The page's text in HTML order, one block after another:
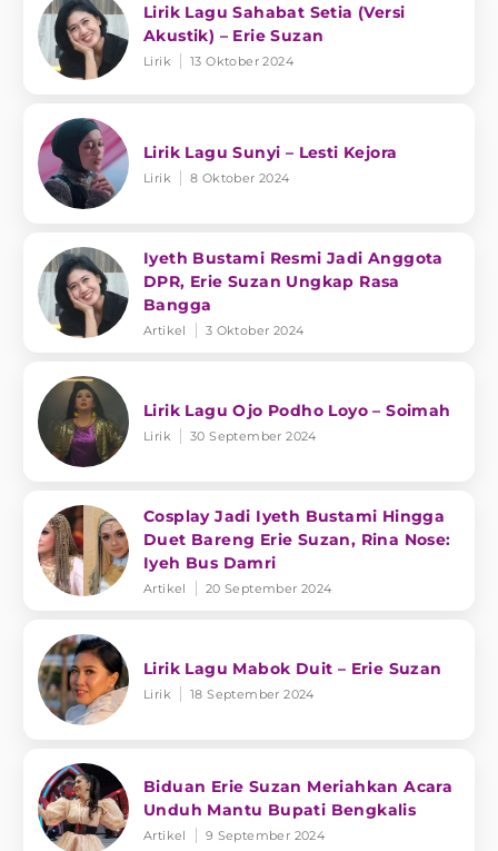
Lirik Lagu Sahabat Setia (Versi
Akustik) – Erie Suzan
Lirik 13 Oktober 2024
Lirik Lagu Sunyi – Lesti Kejora
Lirik 8 Oktober 2024
Iyeth Bustami Resmi Jadi Anggota
DPR, Erie Suzan Ungkap Rasa
Bangga
Artikel 3 Oktober 2024
Lirik Lagu Ojo Podho Loyo – Soimah
Lirik 30 September 2024
Cosplay Jadi Iyeth Bustami Hingga
Duet Bareng Erie Suzan, Rina Nose:
Iyeh Bus Damri
Artikel 20 September 2024
Lirik Lagu Mabok Duit – Erie Suzan
Lirik 18 September 2024
Biduan Erie Suzan Meriahkan Acara
Unduh Mantu Bupati Bengkalis
Artikel 9 September 2024